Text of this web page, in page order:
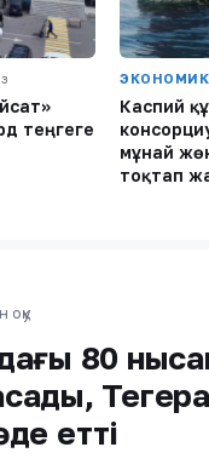
теңгеге
Каспий
мұнай
тоқтап
оқу
80
етті